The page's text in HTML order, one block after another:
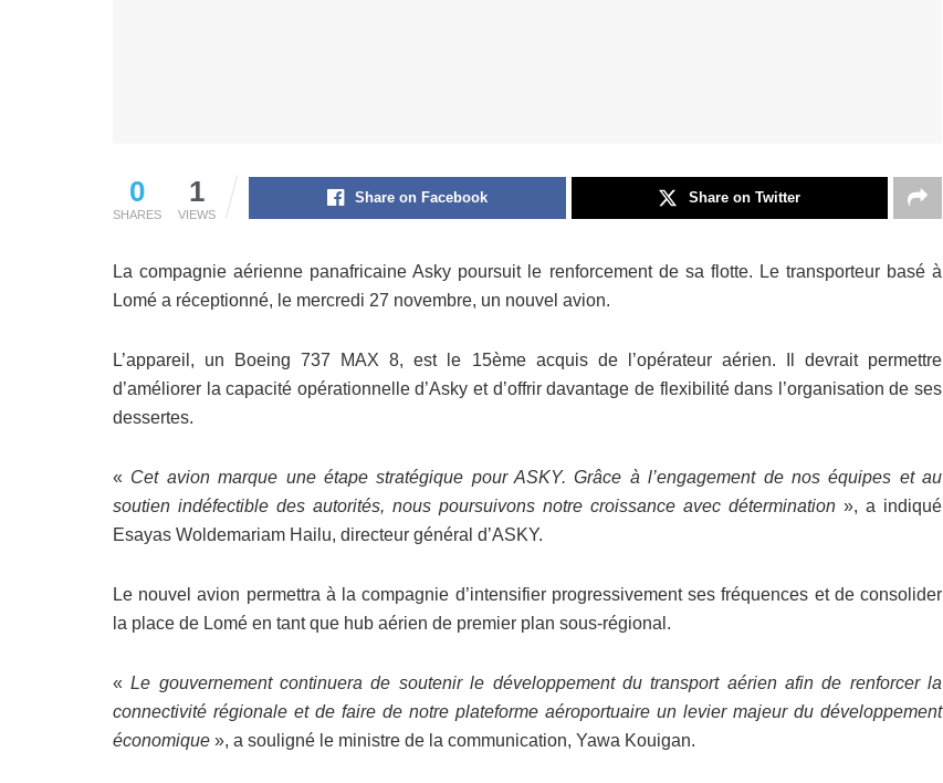
0
SHARES
1
VIEWS
Share on Facebook Share on Twitter
La compagnie aérienne panafricaine Asky poursuit le renforcement de sa flotte. Le transporteur basé à
Lomé a réceptionné, le mercredi 27 novembre, un nouvel avion.
L’appareil, un Boeing 737 MAX 8, est le 15ème acquis de l’opérateur aérien. Il devrait permettre
d’améliorer la capacité opérationnelle d’Asky et d’offrir davantage de flexibilité dans l’organisation de ses
dessertes.
« Cet avion marque une étape stratégique pour ASKY. Grâce à l’engagement de nos équipes et au
soutien indéfectible des autorités, nous poursuivons notre croissance avec détermination », a indiqué
Esayas Woldemariam Hailu, directeur général d’ASKY.
Le nouvel avion permettra à la compagnie d’intensifier progressivement ses fréquences et de consolider
la place de Lomé en tant que hub aérien de premier plan sous-régional.
«Le gouvernement continuera de soutenir le développement du transport aérien afin de renforcer la
connectivité régionale et de faire de notre plateforme aéroportuaire un levier majeur du développement
économique », a souligné le ministre de la communication, Yawa Kouigan.